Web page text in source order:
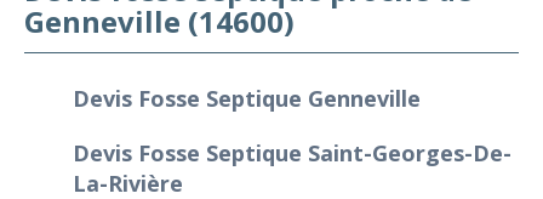
Genneville (14600)
Devis Fosse Septique Genneville
Devis Fosse Septique Saint-Georges-De-
La-Rivière